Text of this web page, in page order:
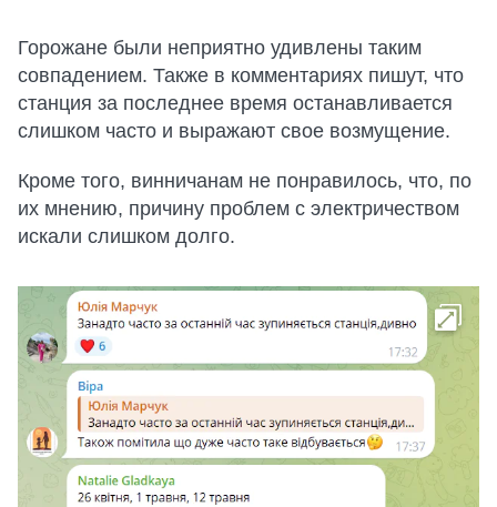
Горожане были неприятно удивлены таким
совпадением. Также в комментариях пишут, что
станция за последнее время останавливается
слишком часто и выражают свое возмущение.
Кроме того, винничанам не понравилось, что, по
их мнению, причину проблем с электричеством
искали слишком долго.